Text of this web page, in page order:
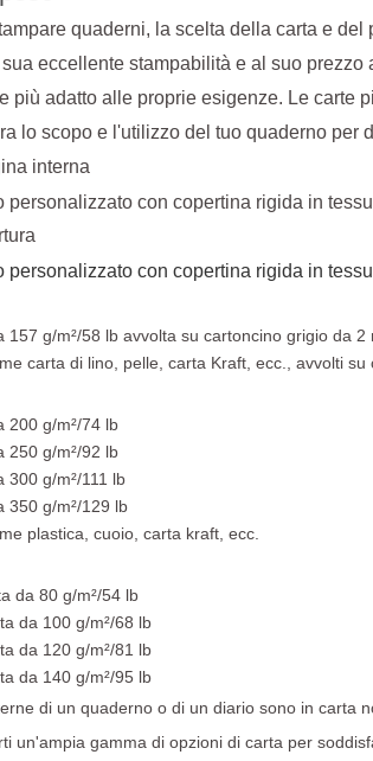
quaderni, la scelta della carta e
eccellente stampabilità e al suo
più adatto alle proprie esigenze. Le carte
lo scopo e l'utilizzo del tuo quaderno per
interna
157 g/m²/58 lb avvolta su cartoncino grigio da 2
carta di lino, pelle, carta Kraft, ecc., avvolti su
200 g/m²/74 lb
250 g/m²/92 lb
300 g/m²/111 lb
350 g/m²/129 lb
plastica, cuoio, carta kraft, ecc.
da 80 g/m²/54 lb
da 100 g/m²/68 lb
da 120 g/m²/81 lb
da 140 g/m²/95 lb
di un quaderno o di un diario sono in carta
un'ampia gamma di opzioni di carta per